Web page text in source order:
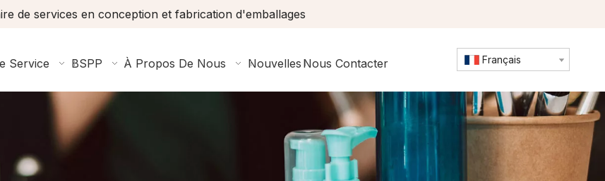
de services en conception et fabrication d'emballages
Service BSPP À Propos De Nous Nouvelles Nous Contacter Français